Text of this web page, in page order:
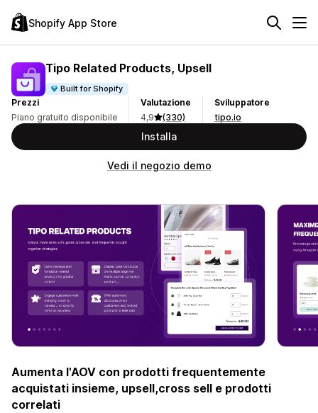
Shopify App Store
Tipo Related Products, Upsell
Built for Shopify
Prezzi
Piano gratuito disponibile
Valutazione
4,9
(330)
Sviluppatore
tipo.io
Installa
Vedi il negozio demo
Aumenta l'AOV con prodotti frequentemente
acquistati insieme, upsell,cross sell e prodotti
correlati